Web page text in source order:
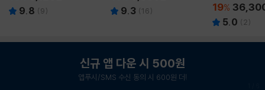
9.8 (9) 9.3 (16) 19%
5.0 ( 2)
신규 앱 다운 시 500원
앱푸시/SMS 수신 동의 시 600원 더!